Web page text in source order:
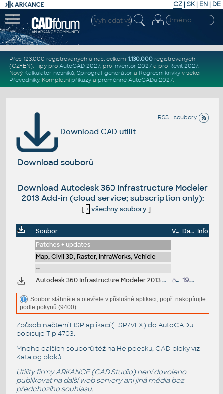
CZ | SK| EN | DE
Přes 123.000 registrovaných u nás, celkem 1.130.000registrovaných
(CZ+EN). Tipy pro AutoCAD 2027, pro Inventor 2027a pro Revit 2027.
Nový Kalkulátor nosníků, Spirograf generátor a Regresní křivkyv sekci
Převodníky. Kompletní příkazya proměnné AutoCADu 2027.
RSS - soubory
Download CAD utilit
Download souborů
Download Autodesk 360 Infrastructure Modeler
2013 Add-in (cloud service; subscription only):
[ + všechny soubory]
Soubor Velikost Datum Info
Patches + updates
Map, Civil 3D, Raster, InfraWorks, Vehicle
--
Autodesk 360 Infrastructure Modeler 2013 Add-in (cloud service; subscription only) 64.8MB 19.6.2012
Soubor stáhněte a otevřete v příslušné aplikaci, popř. nakopírujte
podle pokynů (9400).
Způsob načtení LISP aplikací (LSP/VLX) do AutoCADu
popisuje Tip 4703.
Mnoho dalších souborů též na Helpdesku, CAD bloky viz
Katalog bloků.
Utility firmy ARKANCE (CAD Studio) není dovoleno
publikovat na další web servery ani jiná média bez
předchozího souhlasu.